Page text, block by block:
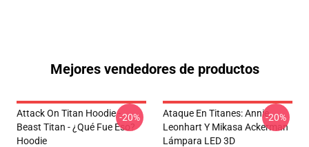
Mejores vendedores de productos
Attack On Titan Hoodie -
Beast Titan - ¿Qué Fue Eso?
Hoodie
-20%
Ataque En Titanes: Annie
Leonhart Y Mikasa Ackerman
Lámpara LED 3D
-20%